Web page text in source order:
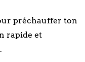
préchauffer ton
rapide et